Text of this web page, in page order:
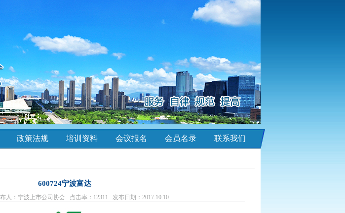
政策法规 培训资料 会议报名 会员名录 联系我们
600724宁波富达
人：宁波上市公司协会 点击率：12311 发布日期：2017.10.10